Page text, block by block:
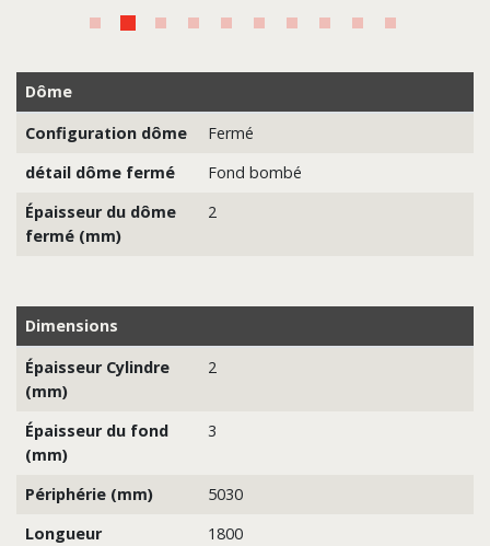
Dôme
Configuration dôme
Fermé
détail dôme fermé
Fond bombé
Épaisseur du dôme
fermé (mm)
2
Dimensions
Épaisseur Cylindre
(mm)
2
Épaisseur du fond
(mm)
3
Périphérie (mm)
5030
Longueur
1800